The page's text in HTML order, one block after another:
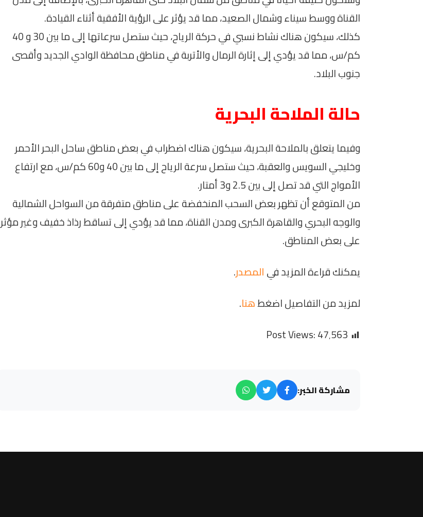
القناة ووسط سيناء وشمال الصعيد، مما قد يؤثر على الرؤية الأفقية أثناء القيادة.
كذلك، سيكون هناك نشاط نسبي في حركة الرياح، حيث ستصل سرعاتها إلى ما بين 30 و 40
كم/س، مما قد يؤدي إلى إثارة الرمال والأتربة في مناطق محافظة الوادي الجديد وأقصى
جنوب البلاد.
حالة الملاحة البحرية
وفيما يتعلق بالملاحة البحرية، سيكون هناك اضطراب في بعض مناطق ساحل البحر الأحمر
وخليجي السويس والعقبة، حيث ستصل سرعة الرياح إلى ما بين 40 و60 كم/س، مع ارتفاع
الأمواج التي قد تصل إلى بين 2.5 و3 أمتار.
من المتوقع أن تظهر بعض السحب المنخفضة على مناطق متفرقة من السواحل الشمالية
والوجه البحري والقاهرة الكبرى ومدن القناة، مما قد يؤدي إلى تساقط رذاذ خفيف وغير مؤثر
على بعض المناطق.
يمكنك قراءة المزيد فيالمصدر.
لمزيد من التفاصيل اضغطهنا.
Post Views:47٬563
مشاركة الخبر: